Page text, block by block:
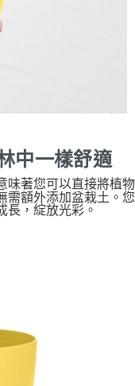
中一樣舒適
味著您可以直接將植物
需額外添加盆栽土。您
長，綻放光彩。